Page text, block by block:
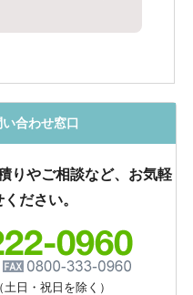
合わせ窓口
りやご相談など、お気軽
ださい。
日・祝日を除く）